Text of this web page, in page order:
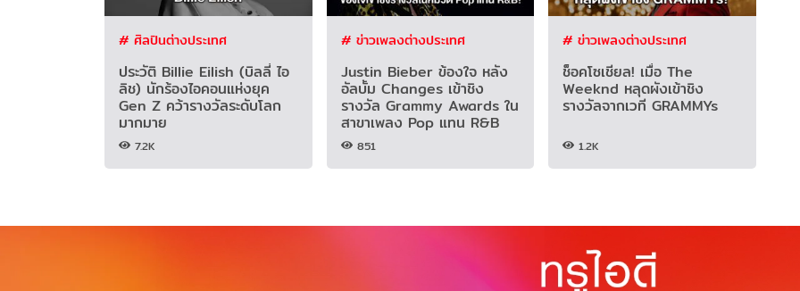
# ศิลปินต่างประเทศ
ประวัติ Billie Eilish (บิลลี่ ไอ
ลิช) นักร้องไอคอนแห่งยุค
Gen Z คว้ารางวัลระดับโลก
มากมาย
7.2K
# ข่าวเพลงต่างประเทศ
Justin Bieber ข้องใจ หลัง
อัลบั้ม Changes เข้าชิง
รางวัล Grammy Awards ใน
สาขาเพลง Pop แทน R&B
851
# ข่าวเพลงต่างประเทศ
ช็อคโซเชียล! เมื่อ The
Weeknd หลุดผังเข้าชิง
รางวัลจากเวที GRAMMYs
1.2K